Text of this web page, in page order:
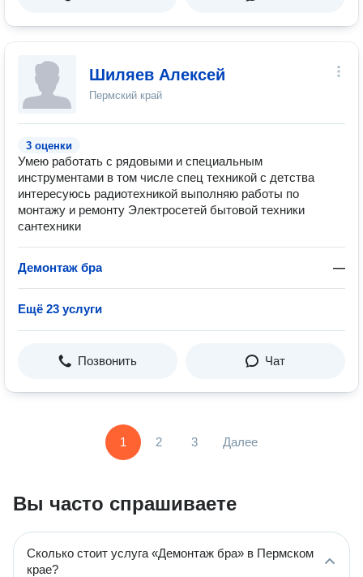
Шиляев Алексей
Пермский край
3 оценки
Умею работать с рядовыми и специальным
инструментами в том числе спец техникой с детства
интересуюсь радиотехникой выполняю работы по
монтажу и ремонту Электросетей бытовой техники
сантехники
Демонтаж бра —
Ещё 23 услуги
Позвонить Чат
1 2 3 Далее
Вы часто спрашиваете
Сколько стоит услуга «Демонтаж бра» в Пермском
крае?